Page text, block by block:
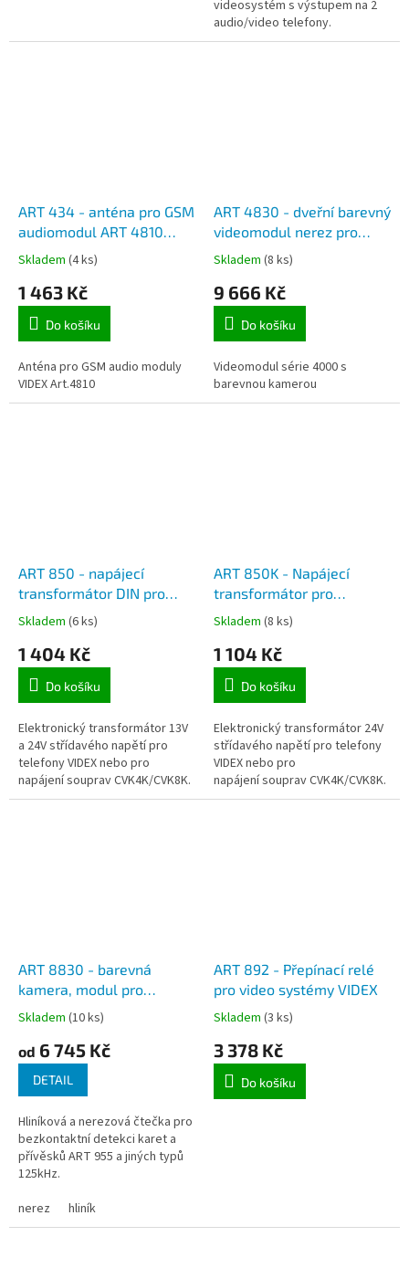
videosystém s výstupem na 2
audio/video telefony.
ART 434 - anténa pro GSM
audiomodul ART 4810
systému VIDEX 4000
Skladem (4 ks)
1 463 Kč
Do košíku
Anténa pro GSM audio moduly
VIDEX Art.4810
ART 4830 - dveřní barevný
videomodul nerez pro
rámečky VIDEX - série
Skladem (8 ks)
9 666 Kč
Do košíku
Videomodul série 4000 s
barevnou kamerou
ART 850 - napájecí
transformátor DIN pro
video systémy VIDEX
Skladem (6 ks)
1 404 Kč
Do košíku
Elektronický transformátor 13V
a 24V střídavého napětí pro
telefony VIDEX nebo pro
napájení souprav CVK4K/CVK8K.
ART 850K - Napájecí
transformátor pro
videotelefony souprav
CVK4K/CVK8K
Skladem (8 ks)
1 104 Kč
Do košíku
Elektronický transformátor 24V
střídavého napětí pro telefony
VIDEX nebo pro
napájení souprav CVK4K/CVK8K.
ART 8830 - barevná
kamera, modul pro
rámečky Videx 8000,
hliník a nerez
Skladem (10 ks)
od 6 745 Kč
DETAIL
Hliníková a nerezová čtečka pro
bezkontaktní detekci karet a
přívěsků ART 955 a jiných typů
125kHz.
nerez
hliník
ART 892 - Přepínací relé
pro video systémy VIDEX
Skladem (3 ks)
3 378 Kč
Do košíku